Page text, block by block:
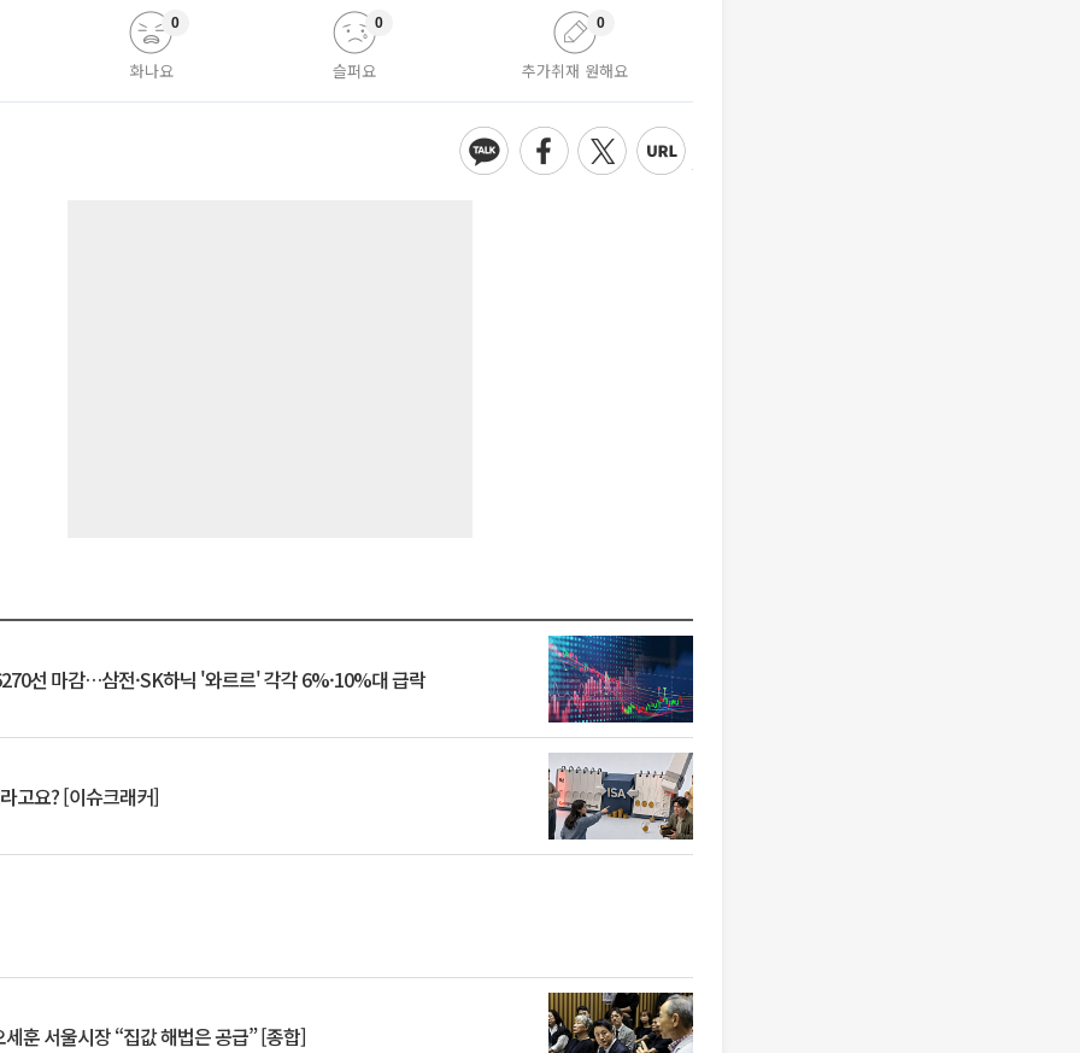
화나요
0
슬퍼요
0
추가취재 원해요
0
선 마감…삼전·SK하닉 '와르르' 각각 6%·10%대 급락
고요? [이슈크래커]
훈 서울시장 “집값 해법은 공급” [종합]